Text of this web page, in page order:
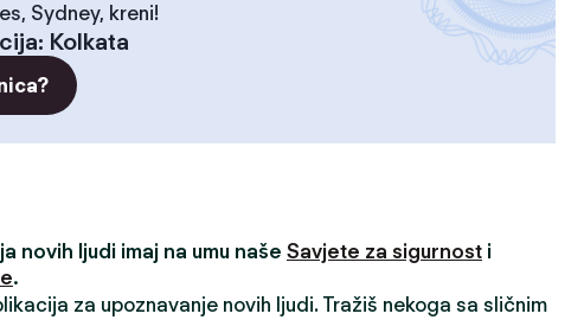
Sydney, kreni!
: Kolkata
novih ljudi imaj na umu naše Savjete za sigurnost i
.
za upoznavanje novih ljudi. Tražiš nekoga sa sličnim